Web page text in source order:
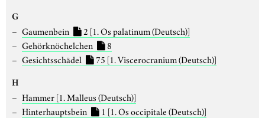
G
Gaumenbein 2 [1. Os palatinum (Deutsch)]
Gehörknöchelchen
8
Gesichtsschädel
75 [1. Viscerocranium (Deutsch)]
H
Hammer[1. Malleus (Deutsch)]
Hinterhauptsbein
1 [1. Os occipitale (Deutsch)]